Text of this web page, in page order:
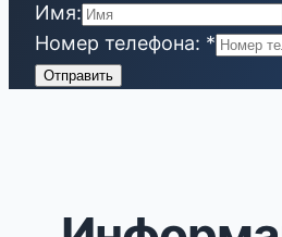
Имя:
Номер телефона: *
Отправить